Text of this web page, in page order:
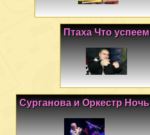
Птаха Что успеем
Сурганова и Оркестр Ночь